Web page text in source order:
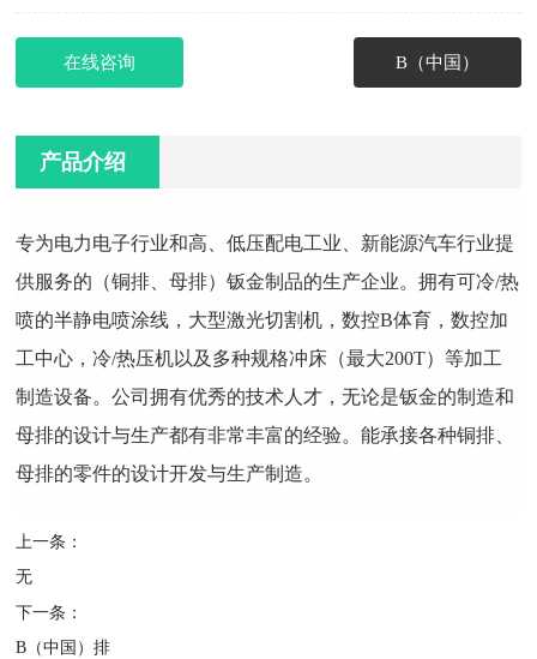
在线咨询 B（中国）
产品介绍
专为电力电子行业和高、低压配电工业、新能源汽车行业提
供服务的（铜排、母排）钣金制品的生产企业。拥有可冷/热
喷的半静电喷涂线，大型激光切割机，数控B体育，数控加
工中心，冷/热压机以及多种规格冲床（最大200T）等加工
制造设备。公司拥有优秀的技术人才，无论是钣金的制造和
母排的设计与生产都有非常丰富的经验。能承接各种铜排、
母排的零件的设计开发与生产制造。
上一条：
无
下一条：
B（中国）排